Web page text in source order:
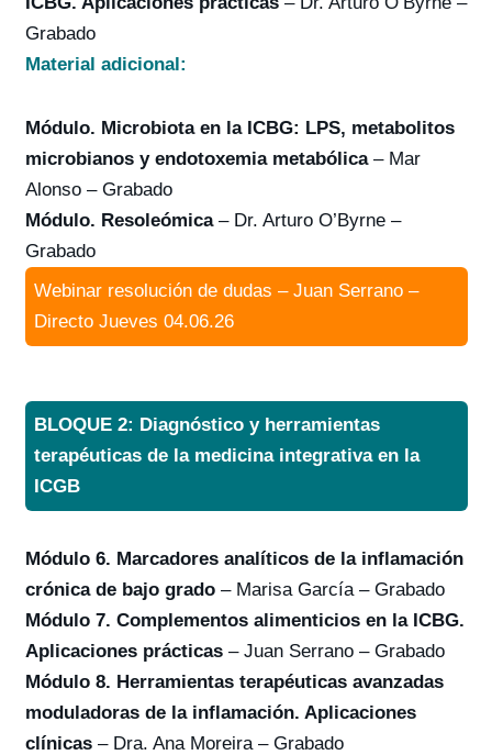
Grabado
Material adicional:
Módulo. Microbiota en la ICBG: LPS, metabolitos
microbianos y endotoxemia metabólica– Mar
Alonso – Grabado
Módulo. Resoleómica– Dr. Arturo O’Byrne –
Grabado
Webinar resolución de dudas – Juan Serrano –
Directo Jueves 04.06.26
BLOQUE 2: Diagnóstico y herramientas
terapéuticas de la medicina integrativa en la
ICGB
Módulo 6. Marcadores analíticos de la inflamación
crónica de bajo grado– Marisa García – Grabado
Módulo 7. Complementos alimenticios en la ICBG.
Aplicaciones prácticas– Juan Serrano – Grabado
Módulo 8. Herramientas terapéuticas avanzadas
moduladoras de la inflamación. Aplicaciones
clínicas– Dra. Ana Moreira – Grabado